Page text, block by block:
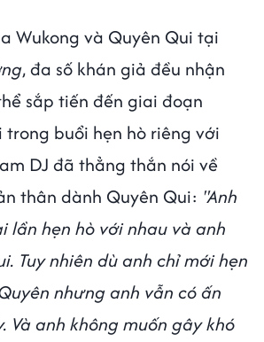
Wukong và Quyên Qui tại
, đa số khán giả đều nhận
sắp tiến đến giai đoạn
trong buổi hẹn hò riêng với
DJ đã thẳng thắn nói về
thân dành Quyên Qui: "Anh
lần hẹn hò với nhau và anh
Tuy nhiên dù anh chỉ mới hẹn
nhưng anh vẫn có ấn
Và anh không muốn gây khó